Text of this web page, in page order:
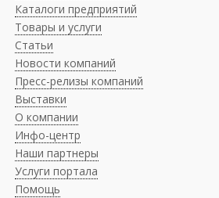
Каталоги предприятий
Товары и услуги
Статьи
Новости компаний
Пресс-релизы компаний
Выставки
О компании
Инфо-центр
Наши партнеры
Услуги портала
Помощь